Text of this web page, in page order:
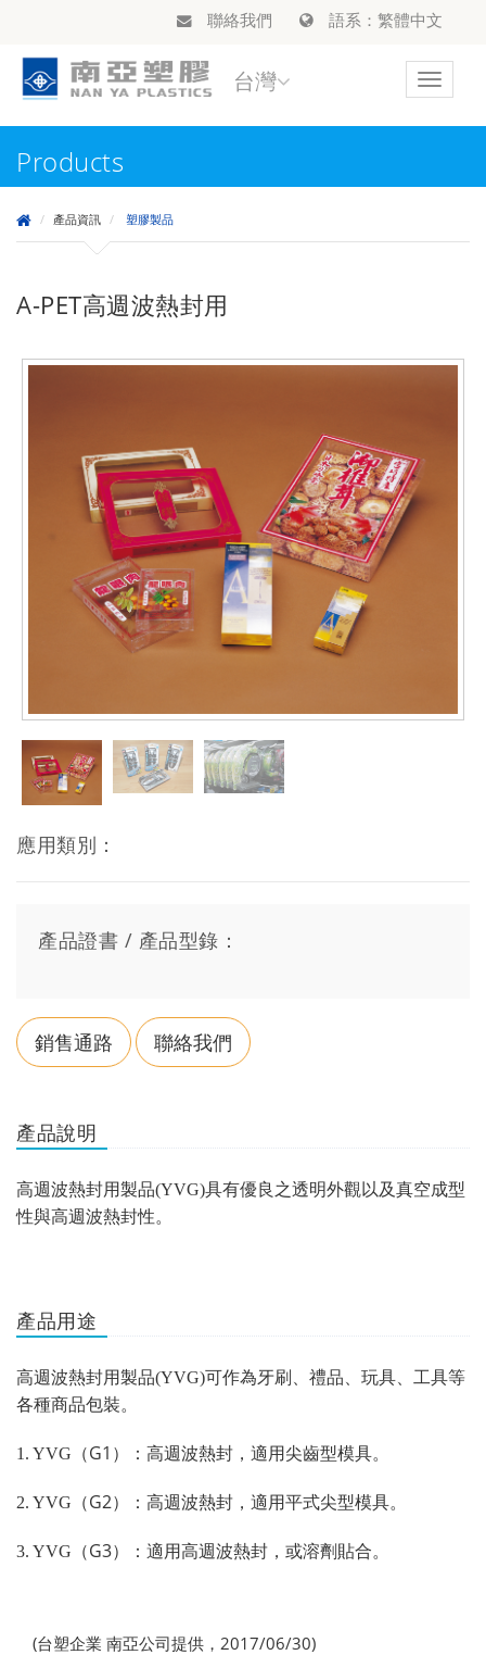
聯絡我們 語系：繁體中文
Toggle
台灣
Products
產品資訊 塑膠製品
A-PET高週波熱封用
應用類別：
產品證書 / 產品型錄：
銷售通路 聯絡我們
產品說明
高週波熱封用製品(YVG)具有優良之透明外觀以及真空成型
性與高週波熱封性。
產品用途
高週波熱封用製品(YVG)可作為牙刷、禮品、玩具、工具等
各種商品包裝。
1. YVG （G1 ）：高週波熱封，適用尖齒型模具。
2. YVG （G2）：高週波熱封，適用平式尖型模具。
3. YVG （G3）：適用高週波熱封，或溶劑貼合。
(台塑企業 南亞公司提供，2017/06/30)